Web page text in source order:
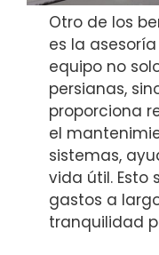
Otro de los
es la
equipo no
persianas,
proporciona
el
sistemas,
vida útil. Esto
gastos a
tranquilidad